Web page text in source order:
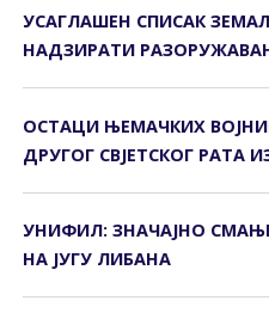
УСАГЛАШЕН СПИСАК
НАДЗИРАТИ
ОСТАЦИ ЊЕМАЧКИХ
ДРУГОГ СВЈЕТСКОГ РАТА
УНИФИЛ: ЗНАЧАЈНО
НА ЈУГУ ЛИБАНА